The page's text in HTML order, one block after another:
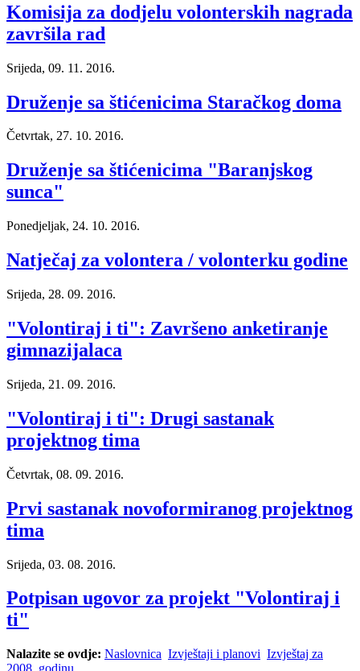
Komisija za dodjelu volonterskih nagrada
završila rad
Srijeda, 09. 11. 2016.
Druženje sa štićenicima Staračkog doma
Četvrtak, 27. 10. 2016.
Druženje sa štićenicima "Baranjskog
sunca"
Ponedjeljak, 24. 10. 2016.
Natječaj za volontera / volonterku godine
Srijeda, 28. 09. 2016.
"Volontiraj i ti": Završeno anketiranje
gimnazijalaca
Srijeda, 21. 09. 2016.
"Volontiraj i ti": Drugi sastanak
projektnog tima
Četvrtak, 08. 09. 2016.
Prvi sastanak novoformiranog projektnog
tima
Srijeda, 03. 08. 2016.
Potpisan ugovor za projekt "Volontiraj i
ti"
Nalazite se ovdje: Naslovnica Izvještaji i planovi Izvještaj za